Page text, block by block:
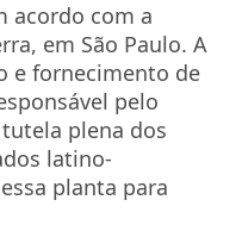
acordo com a
em São Paulo. A
e fornecimento de
pelo
plena dos
latino-
planta para